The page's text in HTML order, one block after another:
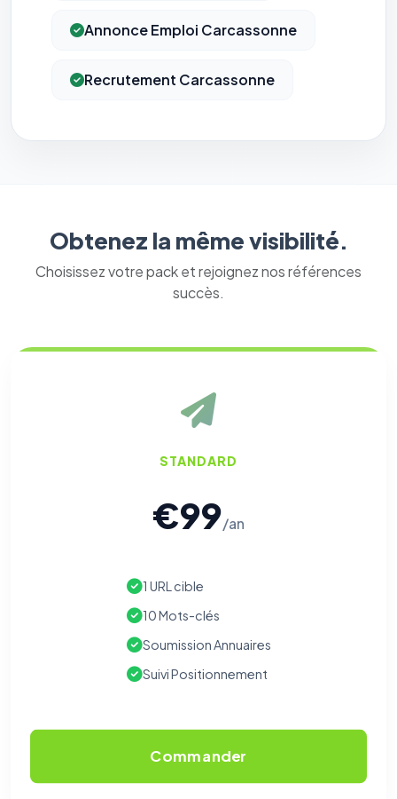
Annonce Emploi Carcassonne
Recrutement Carcassonne
Obtenez la même visibilité.
Choisissez votre pack et rejoignez nos références
succès.
STANDARD
€99/an
1 URL cible
10 Mots-clés
Soumission Annuaires
Suivi Positionnement
Commander